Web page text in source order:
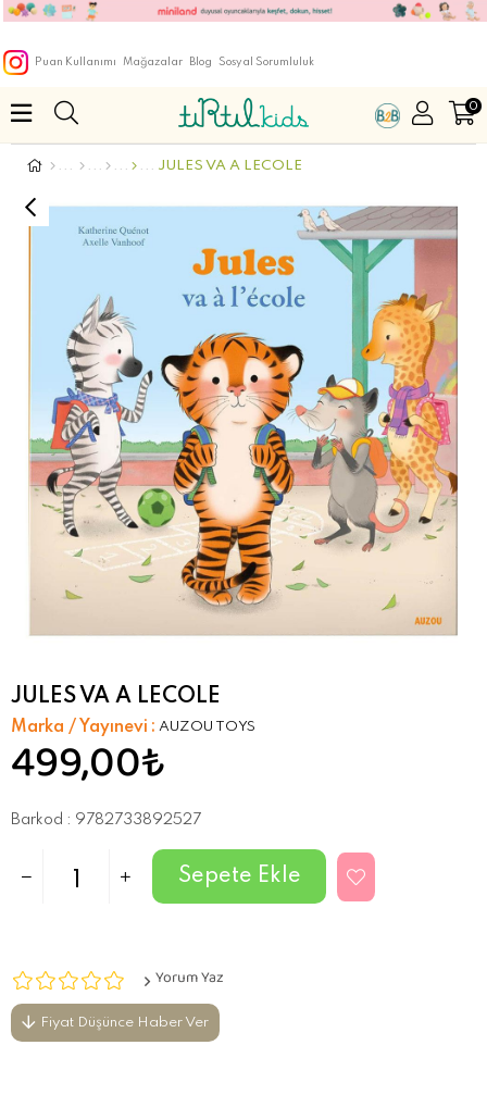
Puan Kullanımı Mağazalar Blog Sosyal Sorumluluk
0
JULES VA A LECOLE
JULES VA A LECOLE
Marka / Yayınevi : AUZOU TOYS
499,00₺
Barkod : 9782733892527
Yorum Yaz
Fiyat Düşünce Haber Ver